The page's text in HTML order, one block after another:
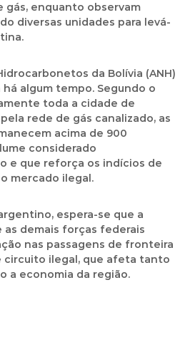
gás, enquanto observam
diversas unidades para levá-
da Bolívia (ANH)
algum tempo. Segundo o
toda a cidade de
rede de gás canalizado, as
acima de 900
considerado
e que reforça os indícios de
mercado ilegal.
espera-se que a
as demais forças federais
nas passagens de fronteira
circuito ilegal, que afeta tanto
a economia da região.